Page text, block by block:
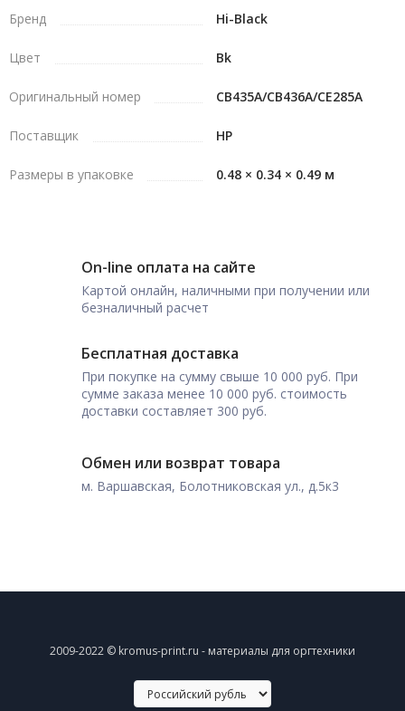
Бренд Hi-Black
Цвет Bk
Оригинальный номер CB435A/CB436A/CE285A
Поставщик HP
Размеры в упаковке 0.48 × 0.34 × 0.49 м
On-line оплата на сайте
Картой онлайн, наличными при получении или
безналичный расчет
Бесплатная доставка
При покупке на сумму свыше 10 000 руб. При
сумме заказа менее 10 000 руб. стоимость
доставки составляет 300 руб.
Обмен или возврат товара
м. Варшавская, Болотниковская ул., д.5к3
2009-2022 © kromus-print.ru - материалы для оргтехники